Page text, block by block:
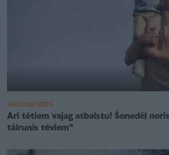
AKTUALITĀTES
Arī tētiem vajag atbalstu! Šonedēļ
tālrunis tēviem"